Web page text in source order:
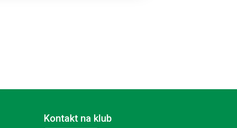
Kontakt na klub